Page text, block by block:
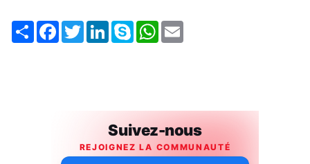
Share FacebookTwitterLinkedInSkype WhatsApp